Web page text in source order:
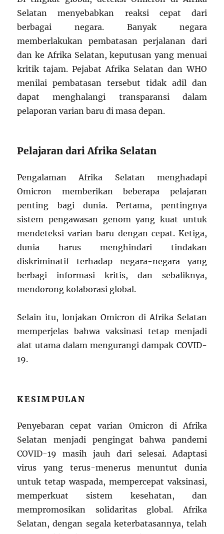
Selatan menyebabkan reaksi cepat dari
berbagai negara. Banyak negara
memberlakukan pembatasan perjalanan dari
dan ke Afrika Selatan, keputusan yang menuai
kritik tajam. Pejabat Afrika Selatan dan WHO
menilai pembatasan tersebut tidak adil dan
dapat menghalangi transparansi dalam
pelaporan varian baru di masa depan.
Pelajaran dari Afrika Selatan
Pengalaman Afrika Selatan menghadapi
Omicron memberikan beberapa pelajaran
penting bagi dunia. Pertama, pentingnya
sistem pengawasan genom yang kuat untuk
mendeteksi varian baru dengan cepat. Ketiga,
dunia harus menghindari tindakan
diskriminatif terhadap negara-negara yang
berbagi informasi kritis, dan sebaliknya,
mendorong kolaborasi global.
Selain itu, lonjakan Omicron di Afrika Selatan
memperjelas bahwa vaksinasi tetap menjadi
alat utama dalam mengurangi dampak COVID-
19.
KESIMPULAN
Penyebaran cepat varian Omicron di Afrika
Selatan menjadi pengingat bahwa pandemi
COVID-19 masih jauh dari selesai. Adaptasi
virus yang terus-menerus menuntut dunia
untuk tetap waspada, mempercepat vaksinasi,
memperkuat sistem kesehatan, dan
mempromosikan solidaritas global. Afrika
Selatan, dengan segala keterbatasannya, telah